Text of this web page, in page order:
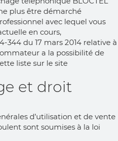
plus être démarché
avec lequel vous
en cours,
344 du 17 mars 2014 relative à
a la possibilité de
liste sur le site
et droit
d’utilisation et de vente
sont soumises à la loi